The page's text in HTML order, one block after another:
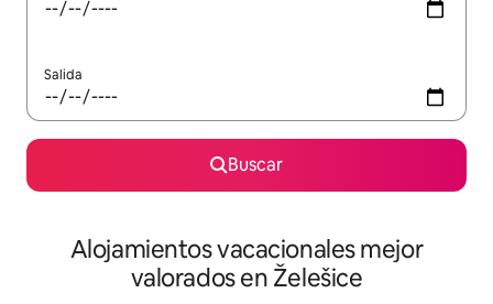
Salida
Buscar
Alojamientos vacacionales mejor
valorados en Želešice